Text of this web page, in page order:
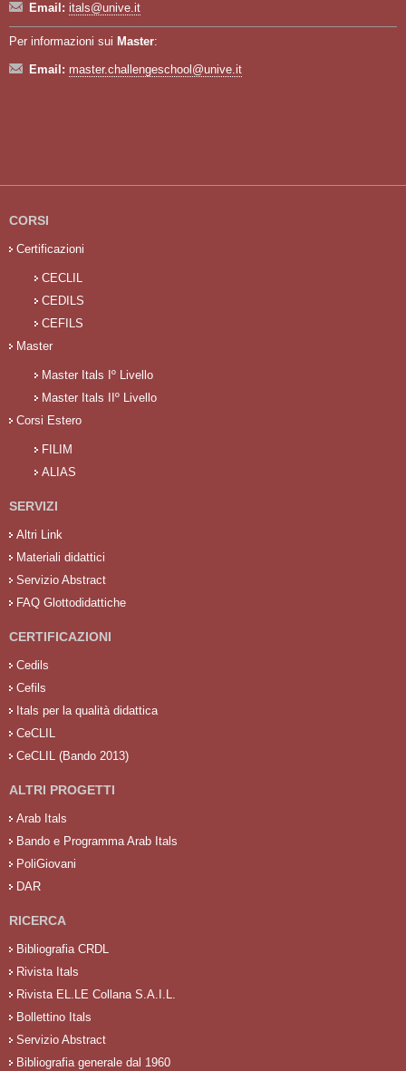
Email: itals@unive.it
Per informazioni sui Master:
Email: master.challengeschool@unive.it
CORSI
Certificazioni
CECLIL
CEDILS
CEFILS
Master
Master Itals Iº Livello
Master Itals IIº Livello
Corsi Estero
FILIM
ALIAS
SERVIZI
Altri Link
Materiali didattici
Servizio Abstract
FAQ Glottodidattiche
CERTIFICAZIONI
Cedils
Cefils
Itals per la qualità didattica
CeCLIL
CeCLIL (Bando 2013)
ALTRI PROGETTI
Arab Itals
Bando e Programma Arab Itals
PoliGiovani
DAR
RICERCA
Bibliografia CRDL
Rivista Itals
Rivista EL.LE Collana S.A.I.L.
Bollettino Itals
Servizio Abstract
Bibliografia generale dal 1960